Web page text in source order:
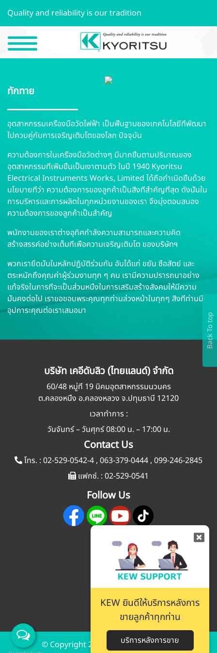
Quality and reliability is our tradition
KEW ยินดีให้บริการหลังการ
ขายลูกค้าทุกท่าน
บริการหลังการขาย
ทักทาย
อุตสาหกรรมเครื่องมือวัดไฟฟ้า เป็นพื้นฐานของเทคโนโลยีที่พัฒนา
ไปควบคู่กับการเจริญเติบโตของโลก ปัจจุบัน
ความต้องการในเครื่องมือวัดต่างๆ มีมากขึ้นตามปริมาณของ
อุตสาหกรรมที่เพิ่มขึ้นเป็นเงาตามตัว ในปี 1940 Kyoritsu
Electrical Instruments Works, Limited ได้ถือกำเนิดขึ้นด้วย
นโยบายที่ว่า ความต้องการของลูกค้าเป็นสิ่งที่สำคัญที่สุด ดังนั้นใน
การบริหารและการผลิตในทุกหน่วยงานของเรา จึงมุ่งตอบสนอง
ความต้องการของลูกค้าเป็นสำคัญ
พนักงานของเราต่างอุทิศกำลังความสามารถและความคิด
สร้างสรรค์อย่างเต็มที่เพื่อความเจริญเติบโต ของบริษัทฯ
พวกเรายึดมั่นในหลักปฏิบัติร่วมกัน อันได้แก่ ขยัน ซื่อสัตย์ และ
ตระหนักถึงคุณค่าผู้ร่วมงานทุก ๆ คน เรามีความปรารถนาอย่าง
แท้จริงในการที่จะเป็นส่วนหนึ่งในการเสริมสร้างสังคมให้มีความ
มั่นคงต่อไป เราขอขอบพระคุณทุกท่านล่วงหน้าในทุกๆ สิ่งที่ท่านมี
อุปการะคุณต่อเราเสมอมา
บริษัท เคอีดับลิว (ไทยแลนด์) จำกัด
60/48 หมู่ที่ 19 นิคมอุตสาหกรรมนวนคร
ต.คลองหนึ่ง อ.คลองหลวง จ.ปทุมธานี 12120
เวลาทำการ :
วันจันทร์ – วันศุกร์ 08:00 น. – 17:00 น.
Contact Us
โทร. : 02-529-0542-4 , 063-379-0444 , 099-246-2845
แฟกซ์. : 02-529-0541
Follow Us
© Copyright 2019 www.kew-ltd.co.th
Back To top